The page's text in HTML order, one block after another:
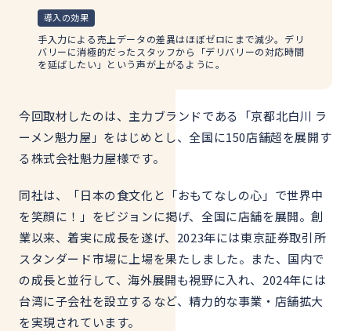
導入の効果
手入力による売上データの差異はほぼゼロにまで減少。デリ
バリーに消極的だったスタッフから「デリバリーの対応時間
を延ばしたい」という声が上がるように。
今回取材したのは、主力ブランドである「京都北白川 ラ
ーメン魁力屋」をはじめとし、全国に150店舗超を展開す
る株式会社魁力屋様です。
同社は、「日本の食文化と「おもてなしの心」で世界中
を笑顔に！」をビジョンに掲げ、全国に店舗を展開。創
業以来、着実に成長を遂げ、2023年には東京証券取引所
スタンダード市場に上場を果たしました。また、国内で
の成長と並行して、海外展開も視野に入れ、2024年には
台湾に子会社を設立するなど、精力的な事業・店舗拡大
を実現されています。